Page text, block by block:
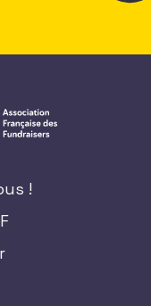
!